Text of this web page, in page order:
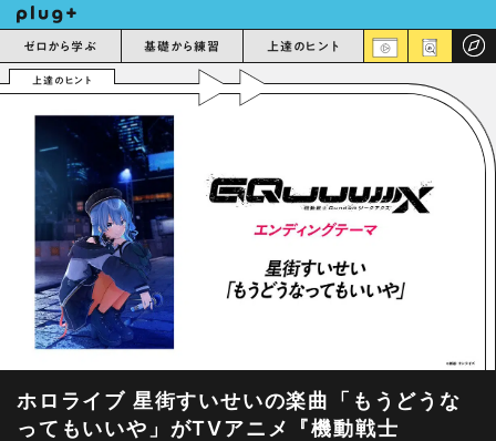
ゼロから学ぶ 基礎から練習 上達のヒント
上達のヒント
ホロライブ 星街すいせいの楽曲「もうどうな
ってもいいや」がTVアニメ『機動戦士